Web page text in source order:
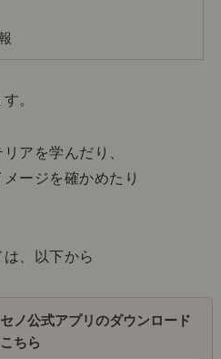
。
アを学んだり、
ージを確かめたり
、以下から
ノ公式アプリのダウンロード
ちら